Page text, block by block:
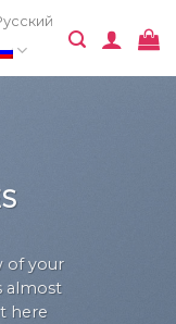
of your
almost
here